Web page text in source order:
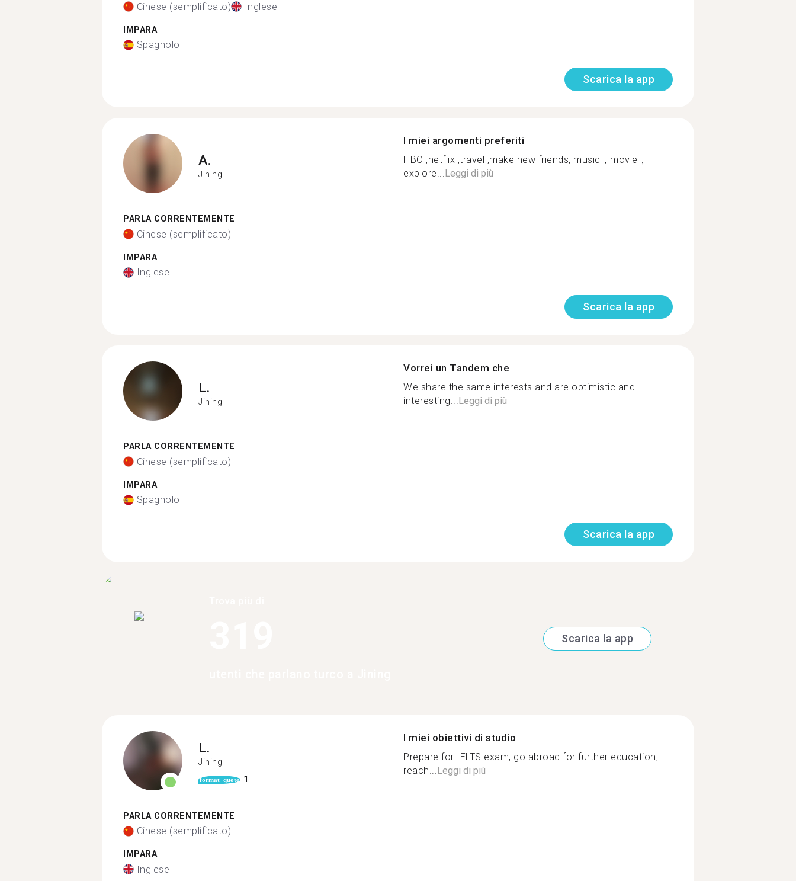
Cinese (semplificato) Inglese
IMPARA
Spagnolo
Scarica la app
A.
Jining
PARLA CORRENTEMENTE
Cinese (semplificato)
IMPARA
Inglese
I miei argomenti preferiti
HBO ,netflix ,travel ,make new friends, music，movie，
explore...Leggi di più
Scarica la app
L.
Jining
PARLA CORRENTEMENTE
Cinese (semplificato)
IMPARA
Spagnolo
Vorrei un Tandem che
We share the same interests and are optimistic and
interesting...Leggi di più
Scarica la app
Scarica la app
L.
Jining
format_quote 1
PARLA CORRENTEMENTE
Cinese (semplificato)
IMPARA
Inglese
I miei obiettivi di studio
Prepare for IELTS exam, go abroad for further education,
reach... Leggi di più